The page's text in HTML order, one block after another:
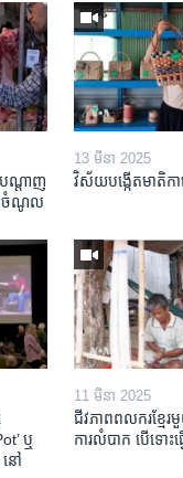
ណ្តាញ​
ក់​ចំណូល
13 មីនា 2025
វិស័យ​បង្កើត​មាតិកា​
ឬ
ៅ
11 មីនា 2025
ជីវភាពពលករខ្ម
ការលំបាក បើទោះធ្